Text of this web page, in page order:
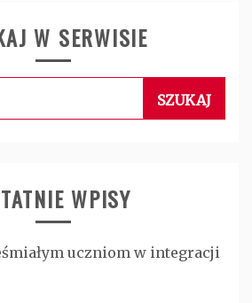
W SERWISIE
WPISY
uczniom w integracji